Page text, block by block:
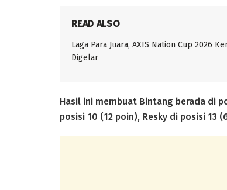
READ ALSO
Laga Para Juara, AXIS Nation Cup 2026
Digelar
Hasil ini membuat Bintang berada di
posisi 10 (12 poin), Resky di posisi 13